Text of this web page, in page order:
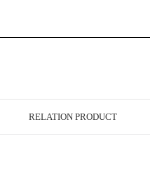
RELATION PRODUCT